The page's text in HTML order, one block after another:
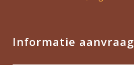
Informatie aanvraag